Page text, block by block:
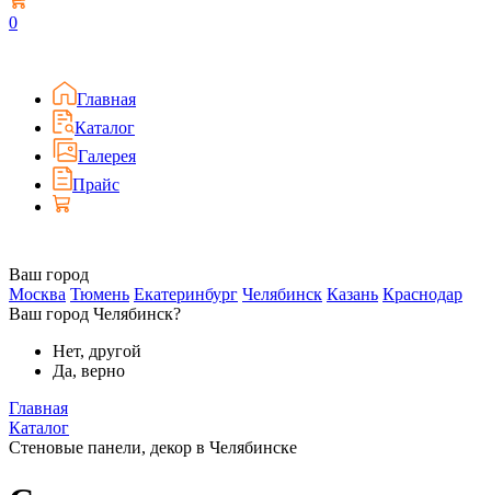
0
Главная
Каталог
Галерея
Прайс
Ваш город
Москва Тюмень Екатеринбург Челябинск Казань Краснодар
Ваш город Челябинск?
Нет, другой
Да, верно
Главная
Каталог
Стеновые панели, декор в Челябинске